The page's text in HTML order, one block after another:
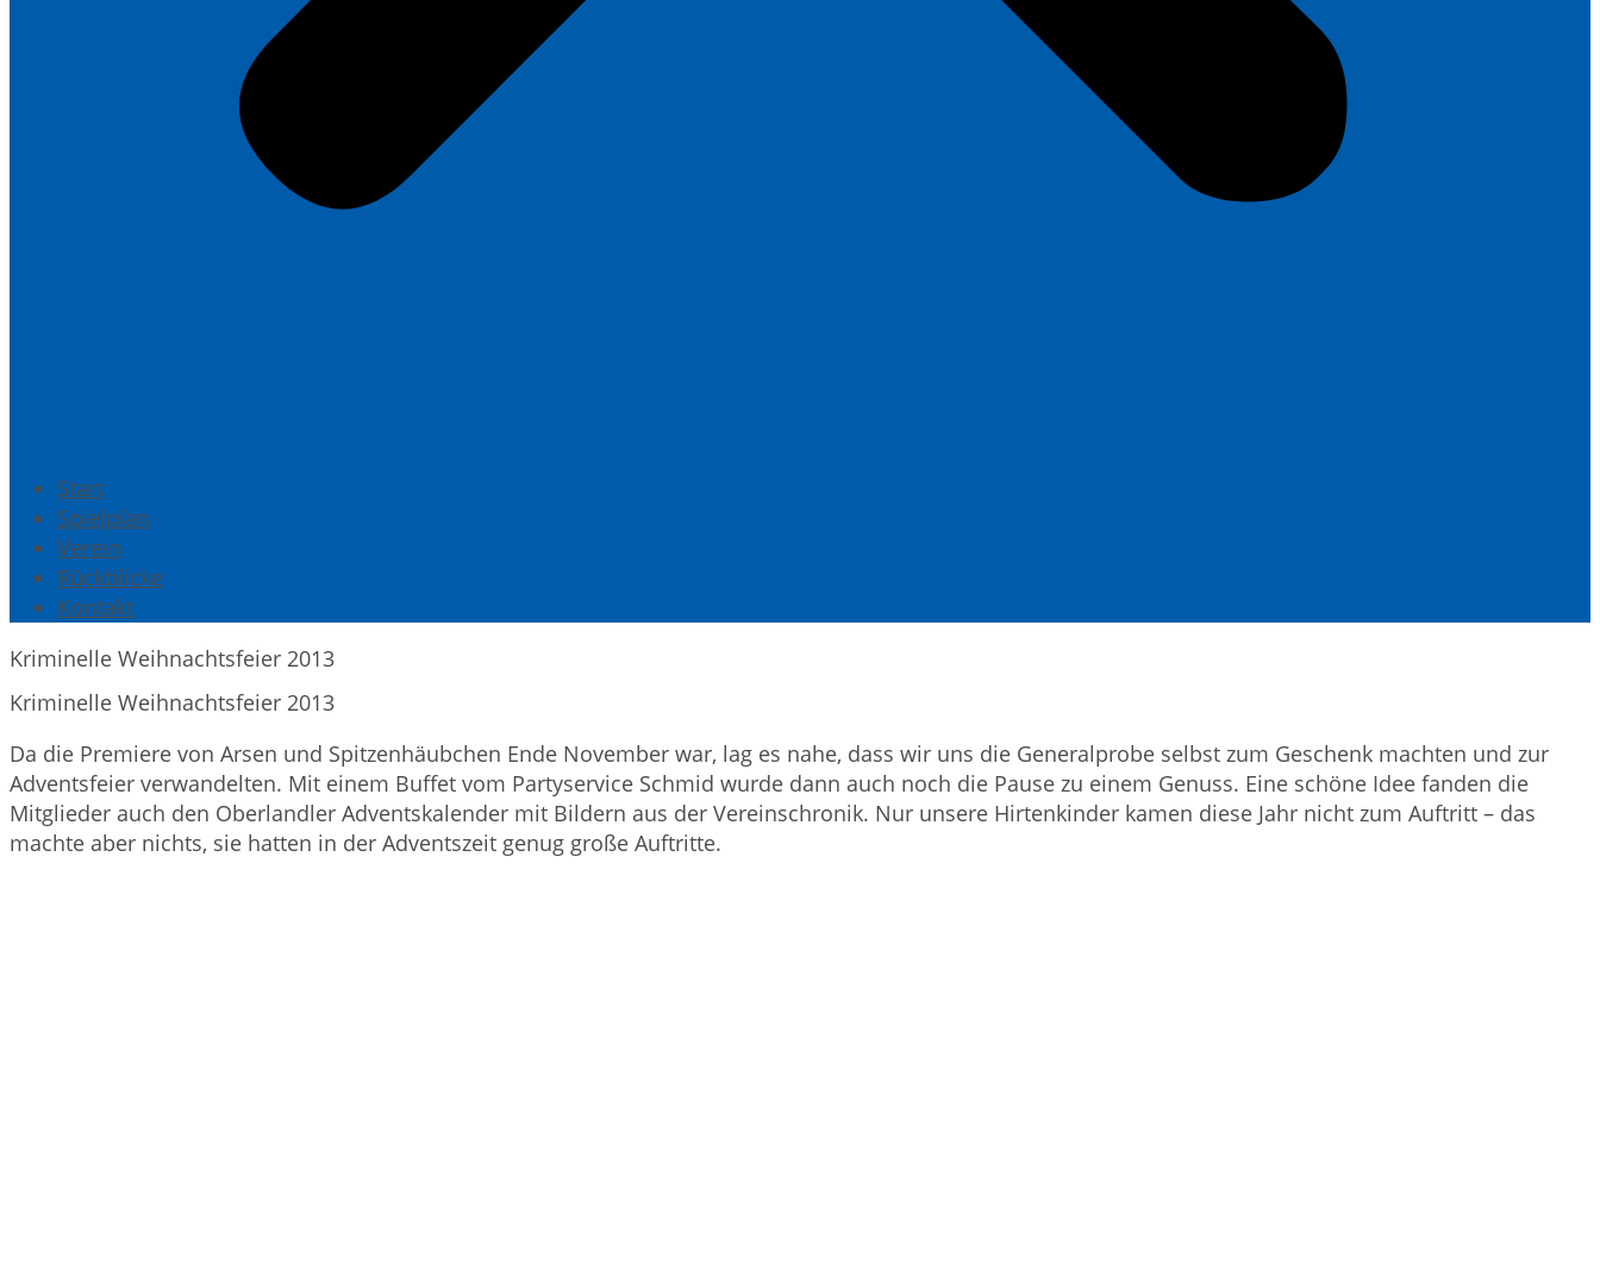
Start
Spielplan
Verein
Rückblicke
Kontakt
Kriminelle Weihnachtsfeier 2013
Kriminelle Weihnachtsfeier 2013
Da die Premiere von Arsen und Spitzenhäubchen Ende November war, lag es nahe, dass wir uns die Generalprobe selbst zum Geschenk machten und zur
Adventsfeier verwandelten. Mit einem Buffet vom Partyservice Schmid wurde dann auch noch die Pause zu einem Genuss. Eine schöne Idee fanden die
Mitglieder auch den Oberlandler Adventskalender mit Bildern aus der Vereinschronik. Nur unsere Hirtenkinder kamen diese Jahr nicht zum Auftritt – das
machte aber nichts, sie hatten in der Adventszeit genug große Auftritte.